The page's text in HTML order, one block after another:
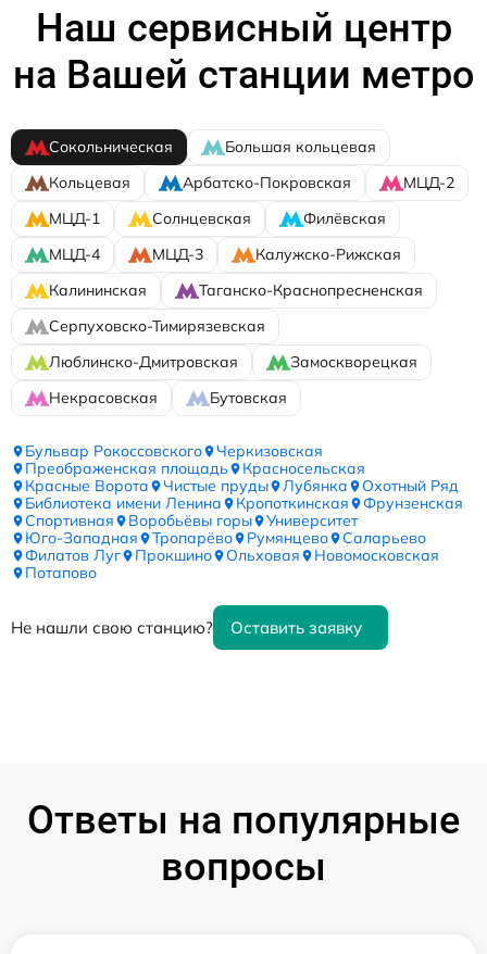
Наш сервисный центр
на Вашей станции метро
Сокольническая
Большая кольцевая
Кольцевая
Арбатско-Покровская
МЦД-2
МЦД-1
Солнцевская
Филёвская
МЦД-4
МЦД-3
Калужско-Рижская
Калининская
Таганско-Краснопресненская
Серпуховско-Тимирязевская
Люблинско-Дмитровская
Замоскворецкая
Некрасовская
Бутовская
Бульвар Рокоссовского
Черкизовская
Преображенская площадь
Красносельская
Красные Ворота
Чистые пруды Лубянка
Охотный Ряд
Библиотека имени Ленина
Кропоткинская
Фрунзенская
Спортивная
Воробьёвы горы
Университет
Юго-Западная
Тропарёво Румянцево
Саларьево
Филатов Луг
Прокшино Ольховая
Новомосковская
Потапово
Не нашли свою станцию? Оставить заявку
Ответы на популярные
вопросы